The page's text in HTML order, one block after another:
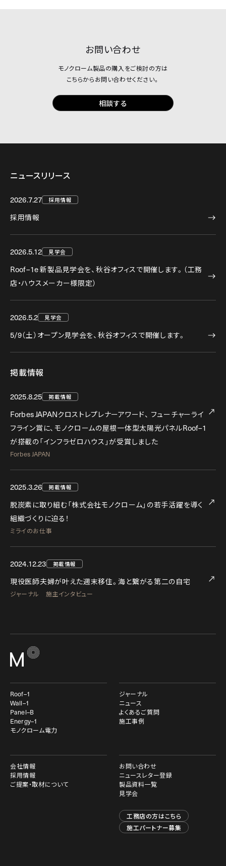
お問い合わせ
モノクローム製品の購入をご検討の方は
こちらからお問い合わせください。
相談する
ニュースリリース
2026.7.27 採用情報
採用情報
2026.5.12 見学会
Roof–1e新製品見学会を、秋谷オフィスで開催します。（工務
店・ハウスメーカー様限定）
2026.5.2 見学会
5/9（土）オープン見学会を、秋谷オフィスで開催します。
掲載情報
2025.8.25 掲載情報
Forbes JAPANクロストレプレナーアワード、 フューチャーライ
フライン賞に、モノクロームの屋根一体型太陽光パネルRoof–1
が搭載の「インフラゼロハウス」が受賞しました
Forbes JAPAN
2025.3.26 掲載情報
脱炭素に取り組む「株式会社モノクローム」の若手活躍を導く
組織づくりに迫る！
ミライのお仕事
2024.12.23 掲載情報
現役医師夫婦が叶えた週末移住。海と繋がる第二の自宅
ジャーナル 施主インタビュー
Roof–1
Wall–1
Panel–B
Energy–1
モノクローム電力
ジャーナル
ニュース
よくあるご質問
施工事例
会社情報
採用情報
ご提案・取材について
お問い合わせ
ニュースレター登録
製品資料一覧
見学会
工務店の方はこちら
施工パートナー募集